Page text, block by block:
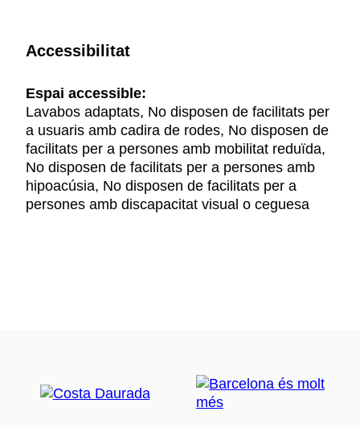
Accessibilitat
Espai accessible:
Lavabos adaptats, No disposen de facilitats per
a usuaris amb cadira de rodes, No disposen de
facilitats per a persones amb mobilitat reduïda,
No disposen de facilitats per a persones amb
hipoacúsia, No disposen de facilitats per a
persones amb discapacitat visual o ceguesa